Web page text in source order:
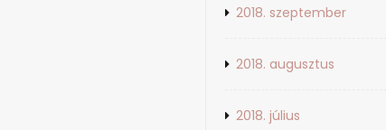
2018. szeptember
2018. augusztus
2018. július